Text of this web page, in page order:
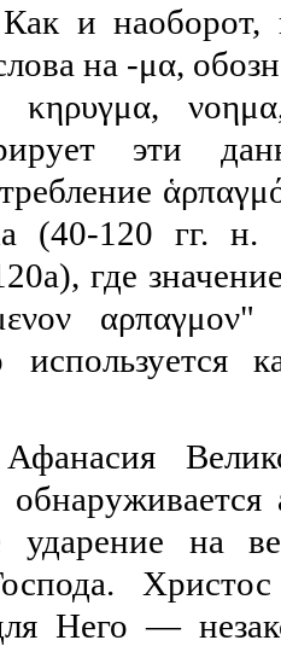
и наоборот,
на -μα,
κηρυγμα,
эти
(40-120 гг.
где
ударение на
Него —